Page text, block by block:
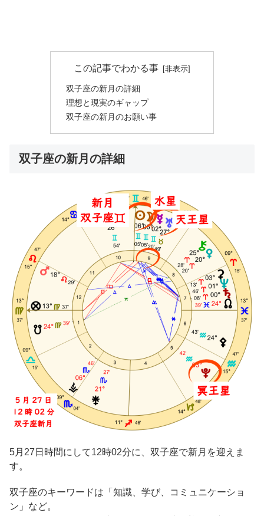
この記事でわかる事
双子座の新月の詳細
理想と現実のギャップ
双子座の新月のお願い事
双子座の新月の詳細
5月27日時間にして12時02分に、双子座で新月を迎えま
す。
双子座のキーワードは「知識、学び、コミュニケーショ
ン」など。